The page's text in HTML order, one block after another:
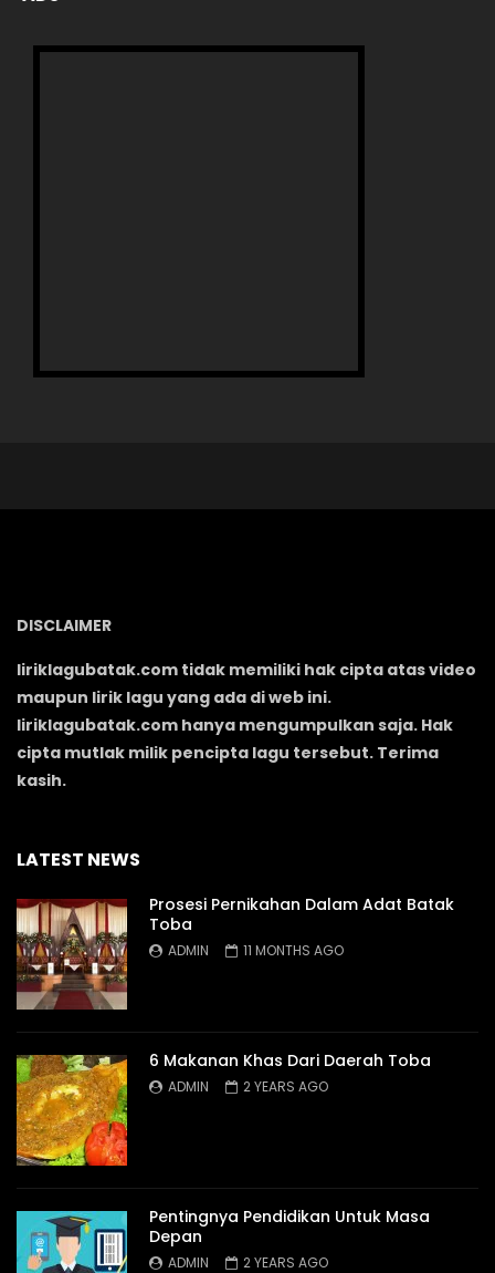
DISCLAIMER
liriklagubatak.com tidak memiliki hak cipta atas video
maupun lirik lagu yang ada di web ini.
liriklagubatak.com hanya mengumpulkan saja. Hak
cipta mutlak milik pencipta lagu tersebut. Terima
kasih.
LATEST NEWS
Prosesi Pernikahan Dalam Adat Batak
Toba
ADMIN 11 MONTHS AGO
6 Makanan Khas Dari Daerah Toba
ADMIN 2 YEARS AGO
Pentingnya Pendidikan Untuk Masa
Depan
ADMIN 2 YEARS AGO